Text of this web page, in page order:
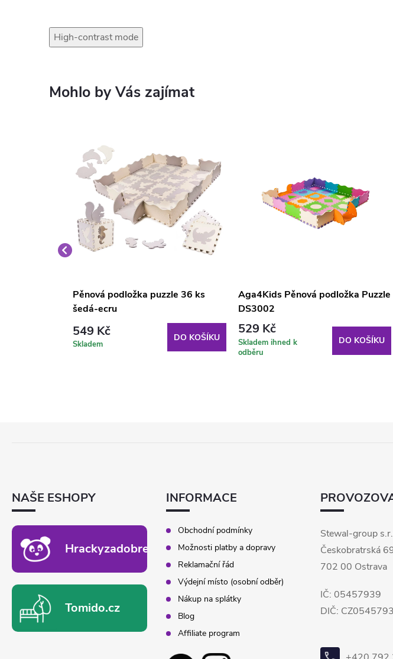
High-contrast mode
Pěnová podložka puzzle 36 ks
šedá-ecru
549 Kč
Skladem
DO KOŠÍKU
Aga4Kids Pěnová podložka Puzzle
DS3002
529 Kč
Skladem ihned k
odběru
DO KOŠÍKU
NAŠE ESHOPY
Hrackyzadobrekacky.cz
Tomido.cz
INFORMACE
Obchodní podmínky
Možnosti platby a dopravy
Reklamační řád
Výdejní místo (osobní odběr)
Nákup na splátky
Blog
Affiliate program
Stewal-group
Českobratrská
702 00 Ostrava
IČ: 05457939
DIČ: